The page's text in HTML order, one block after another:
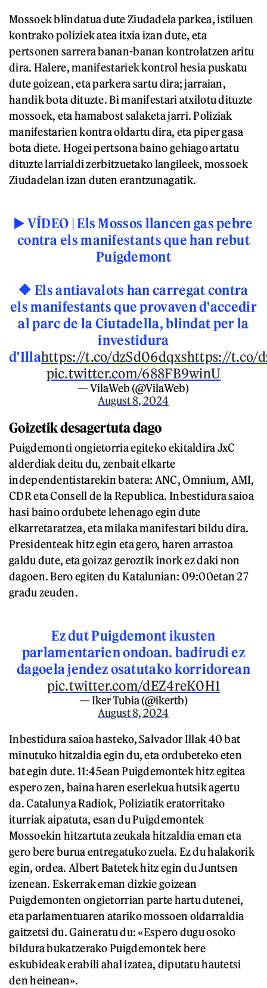
Mossoek blindatua dute Ziudadela parkea, istiluen
kontrako poliziek atea itxia izan dute, eta
pertsonen sarrera banan-banan kontrolatzen aritu
dira. Halere, manifestariek kontrol hesia puskatu
dute goizean, eta parkera sartu dira; jarraian,
handik bota dituzte. Bi manifestari atxilotu dituzte
mossoek, eta hamabost salaketa jarri. Poliziak
manifestarien kontra oldartu dira, eta piper gasa
bota diete. Hogei pertsona baino gehiago artatu
dituzte larrialdi zerbitzuetako langileek, mossoek
Ziudadelan izan duten erantzunagatik.
▶️ VÍDEO | Els Mossos llancen gas pebre
contra els manifestants que han rebut
Puigdemont
🔶 Els antiavalots han carregat contra
els manifestants que provaven d'accedir
al parc de la Ciutadella, blindat per la
investidura
d'Illahttps://t.co/dzSd06dqxshttps://t.co/
pic.twitter.com/688FB9winU
— VilaWeb (@VilaWeb)
August 8, 2024
Goizetik desagertuta dago
Puigdemonti ongietorria egiteko ekitaldira JxC
alderdiak deitu du, zenbait elkarte
independentistarekin batera: ANC, Omnium, AMI,
CDR eta Consell de la Republica. Inbestidura saioa
hasi baino ordubete lehenago egin dute
elkarretaratzea, eta milaka manifestari bildu dira.
Presidenteak hitz egin eta gero, haren arrastoa
galdu dute, eta goizaz geroztik inork ez daki non
dagoen. Bero egiten du Katalunian: 09:00etan 27
gradu zeuden.
Ez dut Puigdemont ikusten
parlamentarien ondoan. badirudi ez
dagoela jendez osatutako korridorean
pic.twitter.com/dEZ4reK0H1
— Iker Tubia (@ikertb)
August 8, 2024
Inbestidura saioa hasteko, Salvador Illak 40 bat
minutuko hitzaldia egin du, eta ordubeteko eten
bat egin dute. 11:45ean Puigdemontek hitz egitea
espero zen, baina haren eserlekua hutsik agertu
da. Catalunya Radiok, Poliziatik eratorritako
iturriak aipatuta, esan du Puigdemontek
Mossoekin hitzartuta zeukala hitzaldia eman eta
gero bere burua entregatuko zuela. Ez du halakorik
egin, ordea. Albert Batetek hitz egin du Juntsen
izenean. Eskerrak eman dizkie goizean
Puigdemonten ongietorrian parte hartu dutenei,
eta parlamentuaren atariko mossoen oldarraldia
gaitzetsi du. Gaineratu du: «Espero dugu osoko
bildura bukatzerako Puigdemontek bere
eskubideak erabili ahal izatea, diputatu hautetsi
den heinean».